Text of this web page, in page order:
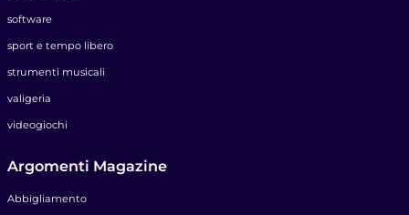
software
sport e tempo libero
strumenti musicali
valigeria
videogiochi
Argomenti Magazine
Abbigliamento